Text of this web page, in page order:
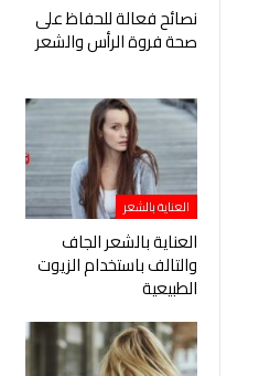
نصائح فعالة للحفاظ على
صحة فروة الرأس والشعر
العناية بالشعر
العناية بالشعر الجاف
والتالف باستخدام الزيوت
الطبيعية